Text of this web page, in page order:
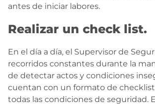
antes de iniciar labores.
Realizar un check list.
En el día a día, el Supervisor de
recorridos constantes durante la
de detectar actos y condiciones
cuentan con un formato de
todas las condiciones de seguridad.